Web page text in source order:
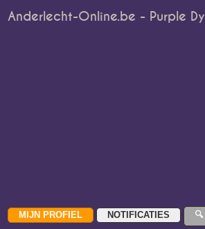
Anderlecht-Online.be - Purple